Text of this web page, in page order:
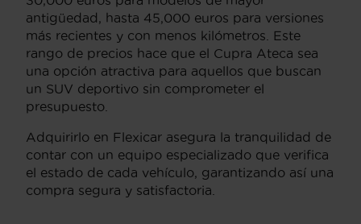
antigüedad, hasta 45,000 euros para versiones
más recientes y con menos kilómetros. Este
rango de precios hace que el Cupra Ateca sea
una opción atractiva para aquellos que buscan
un SUV deportivo sin comprometer el
presupuesto.
Adquirirlo en Flexicar asegura la tranquilidad de
contar con un equipo especializado que verifica
el estado de cada vehículo, garantizando así una
compra segura y satisfactoria.